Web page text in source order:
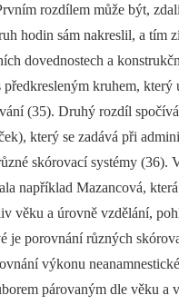
rozdílem může být,
hodin sám nakreslil, a tím
dovednostech a
předkresleným kruhem, který
(35). Druhý rozdíl
který se zadává při
skórovací systémy (36).
například Mazancová,
věku a úrovně vzdělání,
je porovnání různých
výkonu
párovaným dle věku a